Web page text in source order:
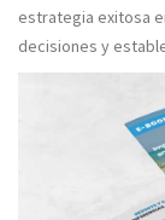
estrategia exitosa
decisiones y